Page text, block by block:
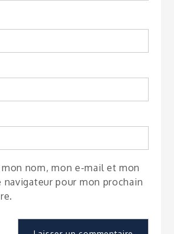
mon nom, mon e-mail et mon
navigateur pour mon prochain